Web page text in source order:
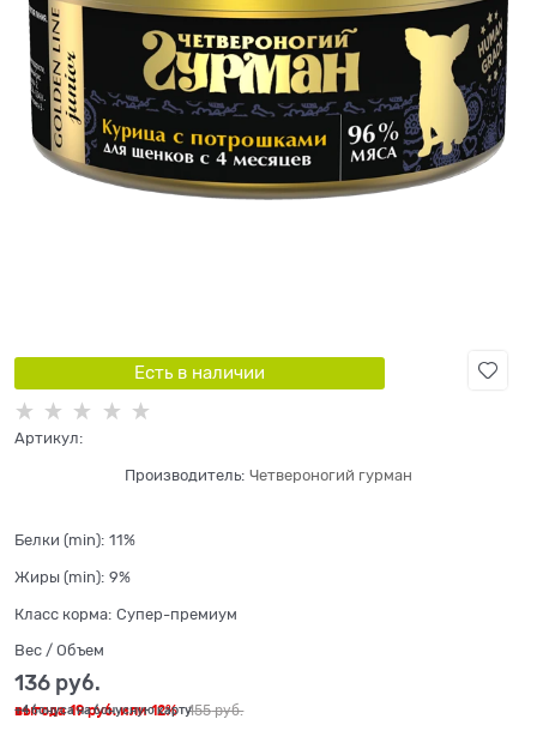
Есть в наличии
Артикул:
Производитель: Четвероногий гурман
Белки (min): 11%
Жиры (min): 9%
Класс корма: Супер-премиум
Вес / Объем
155 руб.
136 руб.
выгода19 руб.или12%
+4 бонуса на бонусную карту